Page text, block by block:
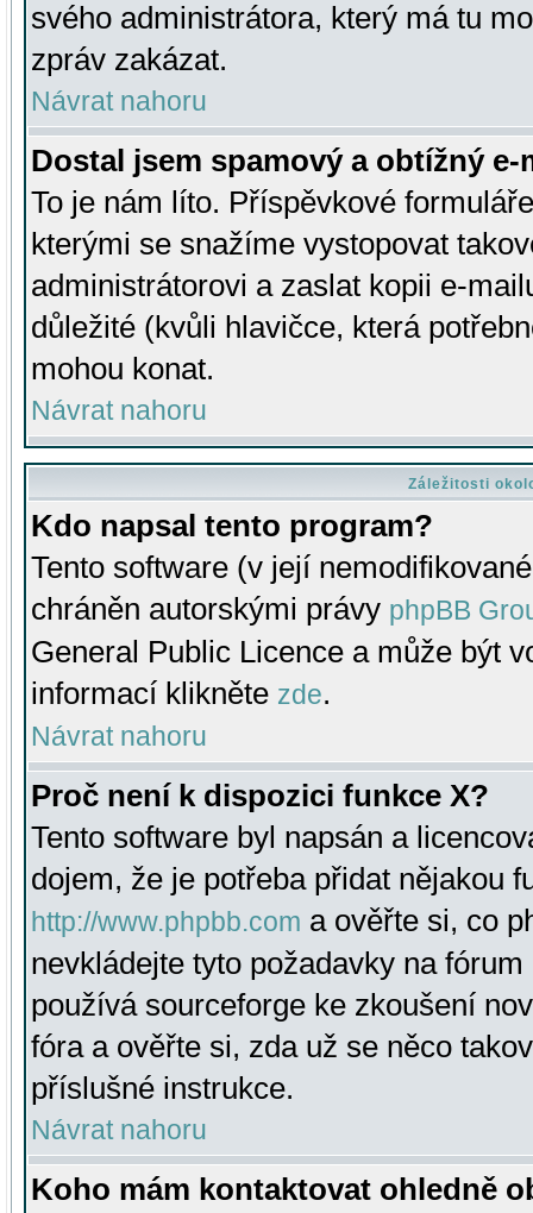
svého administrátora, který má tu
zpráv zakázat.
Návrat nahoru
Dostal jsem spamový a obtížný
To je nám líto. Příspěvkové
kterými se snažíme vystopovat
administrátorovi a zaslat kopii e-
důležité (kvůli hlavičce, která
mohou konat.
Návrat nahoru
Záležitosti
Kdo napsal tento program?
Tento software (v její
chráněn autorskými právy phpBB
General Public Licence a může být
informací klikněte zde.
Návrat nahoru
Proč není k dispozici funkce X?
Tento software byl napsán a
dojem, že je potřeba přidat nějakou
http://www.phpbb.com a ověřte si, co
nevkládejte tyto požadavky na
používá sourceforge ke zkoušení
fóra a ověřte si, zda už se něco
příslušné instrukce.
Návrat nahoru
Koho mám kontaktovat ohledně